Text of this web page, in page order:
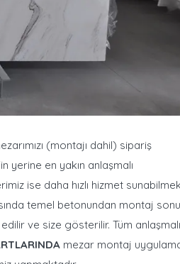
(montajı dahil) sipariş
yerine en yakın anlaşmalı
ise daha hızlı hizmet
temel betonundan montaj
ve size gösterilir. Tüm anlaşmalı
mezar montaj